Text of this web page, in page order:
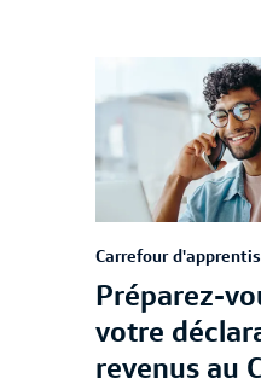
Carrefour
Préparez-
votre
revenus au